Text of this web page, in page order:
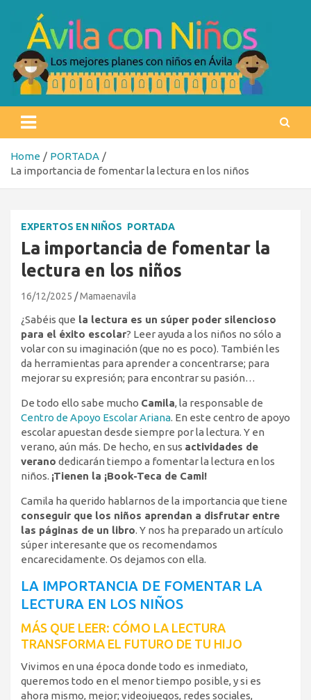
content
Ávila con niños
Home
PORTADA
La importancia de fomentar la lectura en los niños
EXPERTOS EN NIÑOS PORTADA
La importancia de fomentar la
lectura en los niños
16/12/2025 Mamaenavila
¿Sabéis que la lectura es un súper poder silencioso
para el éxito escolar? Leer ayuda a los niños no sólo a
volar con su imaginación (que no es poco). También les
da herramientas para aprender a concentrarse; para
mejorar su expresión; para encontrar su pasión…
De todo ello sabe mucho Camila, la responsable de
Centro de Apoyo Escolar Ariana. En este centro de apoyo
escolar apuestan desde siempre por la lectura. Y en
verano, aún más. De hecho, en sus actividades de
verano dedicarán tiempo a fomentar la lectura en los
niños. ¡Tienen la ¡Book-Teca de Cami!
Camila ha querido hablarnos de la importancia que tiene
conseguir que los niños aprendan a disfrutar entre
las páginas de un libro. Y nos ha preparado un artículo
súper interesante que os recomendamos
encarecidamente. Os dejamos con ella.
LA IMPORTANCIA DE FOMENTAR LA
LECTURA EN LOS NIÑOS
MÁS QUE LEER: CÓMO LA LECTURA
TRANSFORMA EL FUTURO DE TU HIJO
Vivimos en una época donde todo es inmediato,
queremos todo en el menor tiempo posible, y si es
ahora mismo, mejor; videojuegos, redes sociales,